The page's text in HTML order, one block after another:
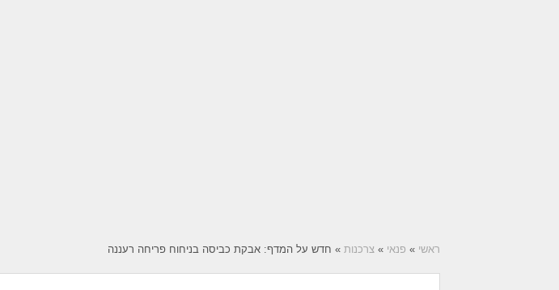
ראשי » פנאי » צרכנות » חדש על המדף: אבקת כביסה בניחוח פריחה רעננה